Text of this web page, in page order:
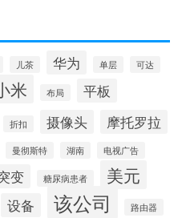
儿茶 华为 单层 可达
米 布局 平板
折扣 摄像头 摩托罗拉
曼彻斯特 湖南 电视广告
变 糖尿病患者 美元
设备 该公司 路由器